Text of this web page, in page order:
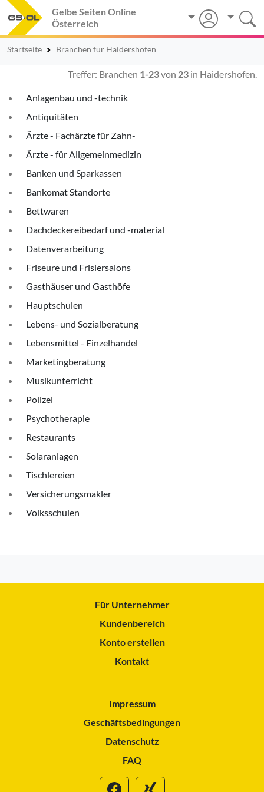
Gelbe Seiten Online
Österreich
Startseite Branchen für Haidershofen
Treffer: Branchen 1-23von 23 in Haidershofen.
Anlagenbau und -technik
Antiquitäten
Ärzte - Fachärzte für Zahn-
Ärzte - für Allgemeinmedizin
Banken und Sparkassen
Bankomat Standorte
Bettwaren
Dachdeckereibedarf und -material
Datenverarbeitung
Friseure und Frisiersalons
Gasthäuser und Gasthöfe
Hauptschulen
Lebens- und Sozialberatung
Lebensmittel - Einzelhandel
Marketingberatung
Musikunterricht
Polizei
Psychotherapie
Restaurants
Solaranlagen
Tischlereien
Versicherungsmakler
Volksschulen
Für Unternehmer
Kundenbereich
Konto erstellen
Kontakt
Impressum
Geschäftsbedingungen
Datenschutz
FAQ